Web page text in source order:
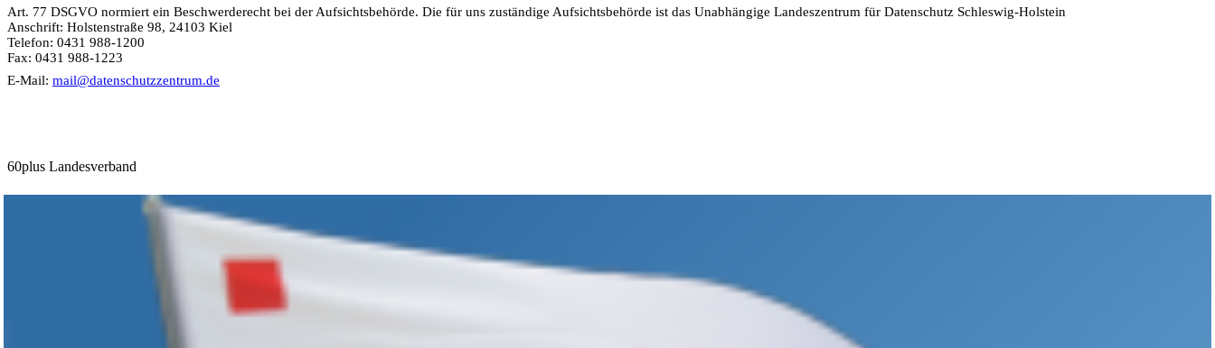
Art. 77 DSGVO normiert ein Beschwerderecht bei der Aufsichtsbehörde. Die für uns zuständige Aufsichtsbehörde ist das Unabhängige Landeszentrum für Datenschutz Schleswig-Holstein
Anschrift: Holstenstraße 98, 24103 Kiel
Telefon: 0431 988-1200
Fax: 0431 988-1223
E-Mail: mail@datenschutzzentrum.de
60plus Landesverband